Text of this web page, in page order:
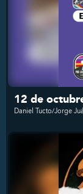
12 de
Daniel Tucto/Jorge